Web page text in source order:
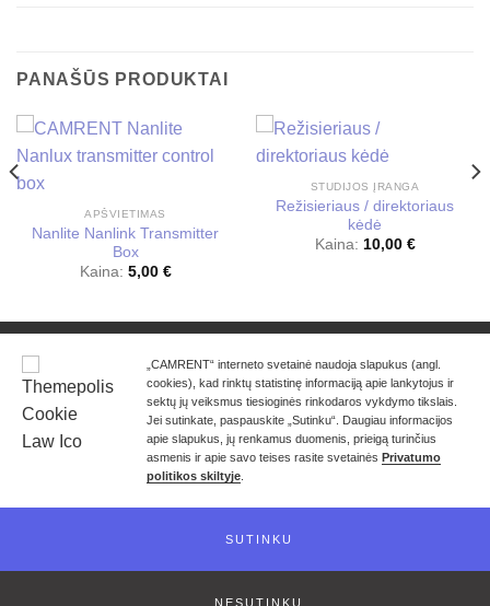
„CAMRENT“ interneto svetainė naudoja slapukus (angl.
cookies), kad rinktų statistinę informaciją apie lankytojus ir
sektų jų veiksmus tiesioginės rinkodaros vykdymo tikslais.
Jei sutinkate, paspauskite „Sutinku“. Daugiau informacijos
apie slapukus, jų renkamus duomenis, prieigą turinčius
asmenis ir apie savo teises rasite svetainės Privatumo
politikos skiltyje
SUTINKU
NESUTINKU
PANAŠŪS PRODUKTAI
APŠVIETIMAS
Nanlite Nanlink Transmitter
Box
Kaina: 5,00 €
STUDIJOS ĮRANGA
Režisieriaus / direktoriaus
kėdė
Kaina: 10,00 €
PRIVATUMO POLITIKA
NERANDI KO IEŠKAI?
Kainos pateikiamos be PVM. Kaina krepšelyje ir galutinio
užsakymo suma – su įskaičiuotu 21% PVM.
Copyright 2026 ©CAMRENT